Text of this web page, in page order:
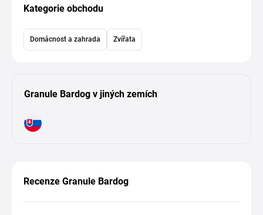
Kategorie obchodu
Domácnost a zahrada Zvířata
Granule Bardog v jiných zemích
Recenze Granule Bardog